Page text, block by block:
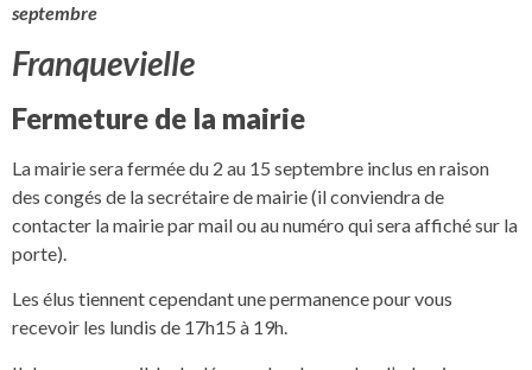
septembre
Franquevielle
Fermeture de la mairie
La mairie sera fermée du 2 au 15 septembre inclus en raison
des congés de la secrétaire de mairie (il conviendra de
contacter la mairie par mail ou au numéro qui sera affiché sur la
porte).
Les élus tiennent cependant une permanence pour vous
recevoir les lundis de 17h15 à 19h.